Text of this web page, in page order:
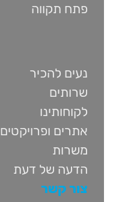
פתח תקווה
נעים להכיר
שרותים
לקוחותינו
אתרים ופרויקטים
משרות
הדעה של דעת
צור קשר